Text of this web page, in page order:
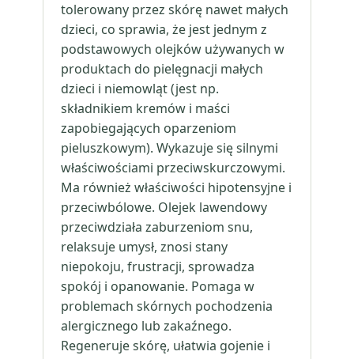
tolerowany przez skórę nawet małych
dzieci, co sprawia, że jest jednym z
podstawowych olejków używanych w
produktach do pielęgnacji małych
dzieci i niemowląt (jest np.
składnikiem kremów i maści
zapobiegających oparzeniom
pieluszkowym). Wykazuje się silnymi
właściwościami przeciwskurczowymi.
Ma również właściwości hipotensyjne i
przeciwbólowe. Olejek lawendowy
przeciwdziała zaburzeniom snu,
relaksuje umysł, znosi stany
niepokoju, frustracji, sprowadza
spokój i opanowanie. Pomaga w
problemach skórnych pochodzenia
alergicznego lub zakaźnego.
Regeneruje skórę, ułatwia gojenie i